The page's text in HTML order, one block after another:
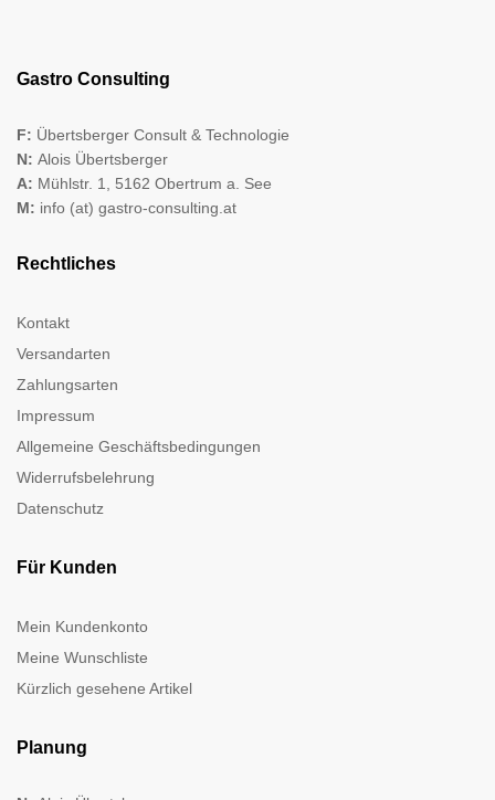
Gastro Consulting
F: Übertsberger Consult & Technologie
N: Alois Übertsberger
A: Mühlstr. 1, 5162 Obertrum a. See
M: info (at) gastro-consulting.at
Rechtliches
Kontakt
Versandarten
Zahlungsarten
Impressum
Allgemeine Geschäftsbedingungen
Widerrufsbelehrung
Datenschutz
Für Kunden
Mein Kundenkonto
Meine Wunschliste
Kürzlich gesehene Artikel
Planung